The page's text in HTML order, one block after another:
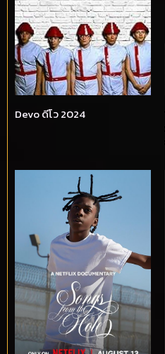
Devo ดีโว 2024